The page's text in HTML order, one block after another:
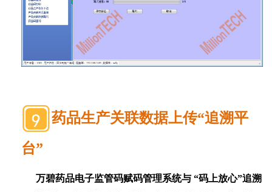
药品生产关联数据上传“追溯平
台”
万碧药品电子监管码赋码管理系统与 “码上放心”追溯